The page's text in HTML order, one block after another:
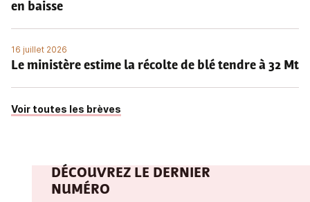
en baisse
16 juillet 2026
Le ministère estime la récolte de blé tendre à 32 Mt
Voir toutes les brèves
DÉCOUVREZ LE DERNIER
NUMÉRO